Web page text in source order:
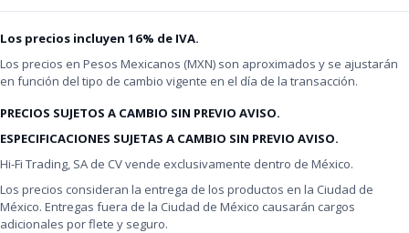
Los precios incluyen 16% de IVA.
Los precios en Pesos Mexicanos (MXN) son aproximados y se ajustarán
en función del tipo de cambio vigente en el día de la transacción.
PRECIOS SUJETOS A CAMBIO SIN PREVIO AVISO.
ESPECIFICACIONES SUJETAS A CAMBIO SIN PREVIO AVISO.
Hi-Fi Trading, SA de CV vende exclusivamente dentro de México.
Los precios consideran la entrega de los productos en la Ciudad de
México. Entregas fuera de la Ciudad de México causarán cargos
adicionales por flete y seguro.